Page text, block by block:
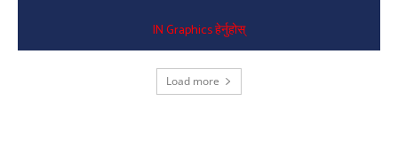
IN Graphics हेर्नुहोस्
Load more